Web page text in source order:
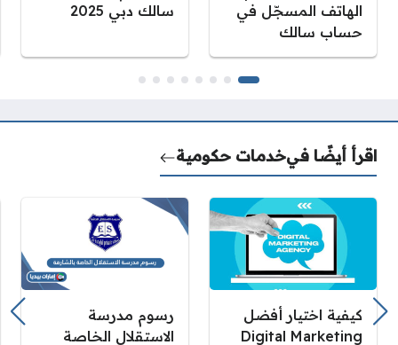
الهاتف المسجّل في
حساب سالك
سالك دبي 2025
اقرأ أيضًا فيخدمات حكومية
كيفية اختيار أفضل
Digital Marketing
رسوم مدرسة
الاستقلال الخاصة